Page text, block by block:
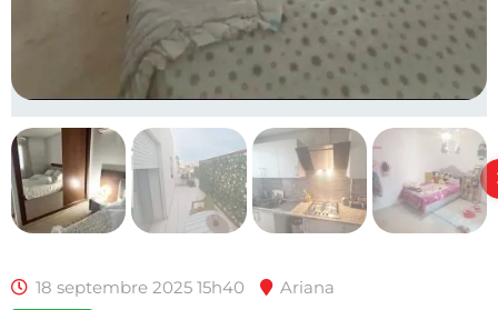
18 septembre 2025 15h40 Ariana